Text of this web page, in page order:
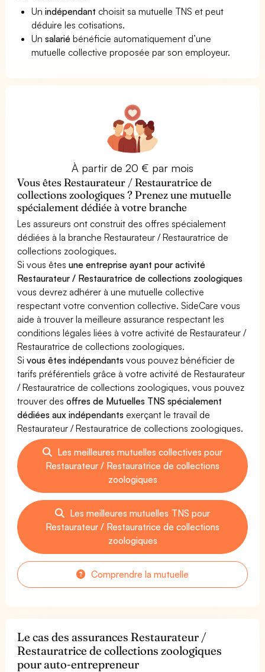
Unindépendant choisit sa mutuelle TNS et peut
déduire les cotisations.
Unsalarié bénéficie automatiquement d’une
mutuelle collective proposée par son employeur.
À partir de 20 € par mois
Vous êtes Restaurateur / Restauratrice de
collections zoologiques ? Prenez une mutuelle
spécialement dédiée à votre branche
Les assureurs ont construit des offres spécialement
dédiées à la branche Restaurateur / Restauratrice de
collections zoologiques.
Si vous êtesune entreprise ayant pour activité
Restaurateur / Restauratrice de collections zoologiques
vous devrez adhérer à une mutuelle collective
respectant votre convention collective. SideCare vous
aide à trouver la meilleure assurance respectant les
conditions légales liées à votre activité de Restaurateur /
Restauratrice de collections zoologiques.
Sivous êtes indépendants vous pouvez bénéficier de
tarifs préférentiels grâce à votre activité de Restaurateur
/ Restauratrice de collections zoologiques, vous pouvez
trouver desoffres de Mutuelles TNS spécialement
dédiées aux indépendants exerçant le travail de
Restaurateur / Restauratrice de collections zoologiques.
Les meilleures mutuelles collectives pour
Restaurateur / Restauratrice de collections
zoologiques
Les meilleures mutuelles TNS pour
Restaurateur / Restauratrice de collections
zoologiques
Comprendre la mutuelle
Le cas des assurances Restaurateur /
Restauratrice de collections zoologiques
pour auto-entrepreneur